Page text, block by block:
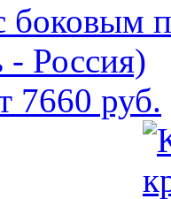
боковым
- Россия)
7660 руб.